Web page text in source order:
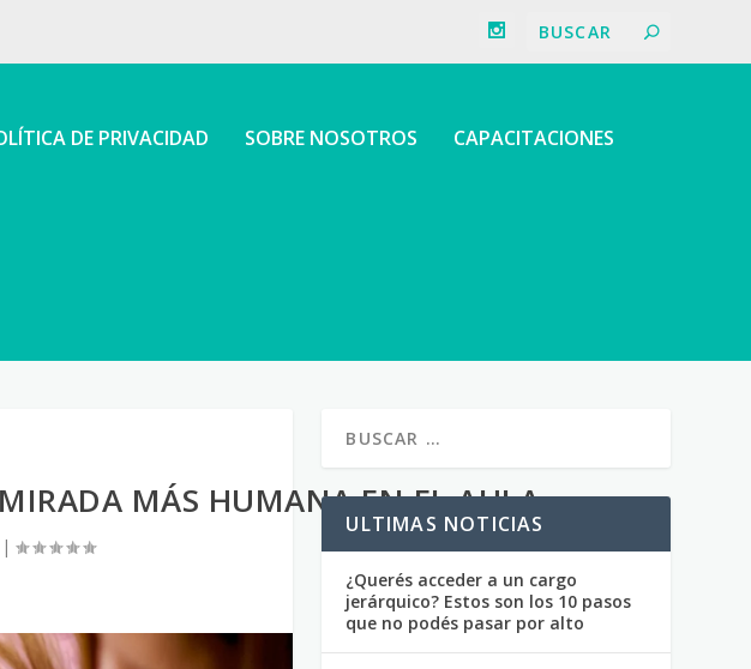
DE PRIVACIDAD SOBRE NOSOTROS CAPACITACIONES
MÁS HUMANA EN EL AULA
|
ULTIMAS NOTICIAS
¿Querés acceder a un cargo
jerárquico? Estos son los 10 pasos
que no podés pasar por alto